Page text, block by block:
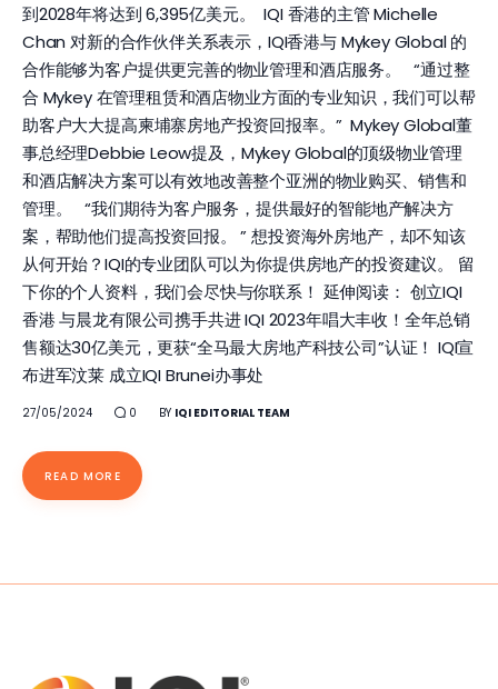
到2028年将达到 6,395亿美元。 IQI 香港的主管 Michelle
Chan 对新的合作伙伴关系表示，IQI香港与 Mykey Global 的
合作能够为客户提供更完善的物业管理和酒店服务。 “通过整
合 Mykey 在管理租赁和酒店物业方面的专业知识，我们可以帮
助客户大大提高柬埔寨房地产投资回报率。” Mykey Global董
事总经理Debbie Leow提及，Mykey Global的顶级物业管理
和酒店解决方案可以有效地改善整个亚洲的物业购买、销售和
管理。 “我们期待为客户服务，提供最好的智能地产解决方
案，帮助他们提高投资回报。 ” 想投资海外房地产，却不知该
从何开始？IQI的专业团队可以为你提供房地产的投资建议。 留
下你的个人资料，我们会尽快与你联系！ 延伸阅读： 创立IQI
香港 与晨龙有限公司携手共进 IQI 2023年唱大丰收！全年总销
售额达30亿美元，更获“全马最大房地产科技公司”认证！ IQI宣
布进军汶莱 成立IQI Brunei办事处
27/05/2024 0 BY IQI EDITORIAL TEAM
READ MORE